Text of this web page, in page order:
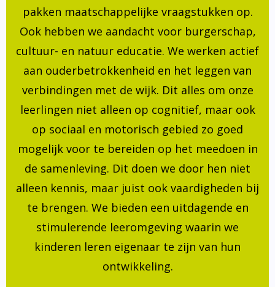
pakken maatschappelijke vraagstukken op.
Ook hebben we aandacht voor burgerschap,
cultuur- en natuur educatie. We werken actief
aan ouderbetrokkenheid en het leggen van
verbindingen met de wijk. Dit alles om onze
leerlingen niet alleen op cognitief, maar ook
op sociaal en motorisch gebied zo goed
mogelijk voor te bereiden op het meedoen in
de samenleving. Dit doen we door hen niet
alleen kennis, maar juist ook vaardigheden bij
te brengen. We bieden een uitdagende en
stimulerende leeromgeving waarin we
kinderen leren eigenaar te zijn van hun
ontwikkeling.